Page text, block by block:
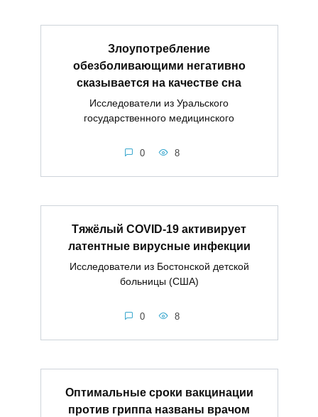
Злоупотребление
обезболивающими негативно
сказывается на качестве сна
Исследователи из Уральского
государственного медицинского
0 8
Тяжёлый COVID-19 активирует
латентные вирусные инфекции
Исследователи из Бостонской детской
больницы (США)
0 8
Оптимальные сроки вакцинации
против гриппа названы врачом